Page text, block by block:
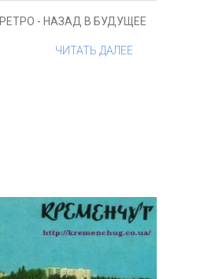
РЕТРО - НАЗАД В БУДУЩЕЕ
ЧИТАТЬ ДАЛЕЕ